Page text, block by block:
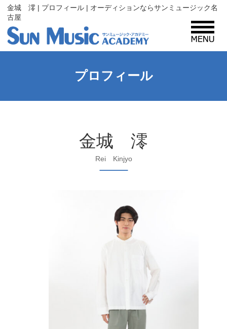
金城 澪 | プロフィール | オーディションならサンミュージック名
古屋
MENU
サンミュージック・アカデミーとは？
入所案内
レッスン生・タレント募集
資料請求
プロフィール
金城 澪
Rei Kinjyo